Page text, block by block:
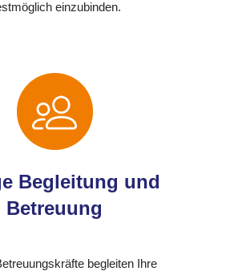
einzubinden.
Begleitung und
Betreuung
begleiten Ihre